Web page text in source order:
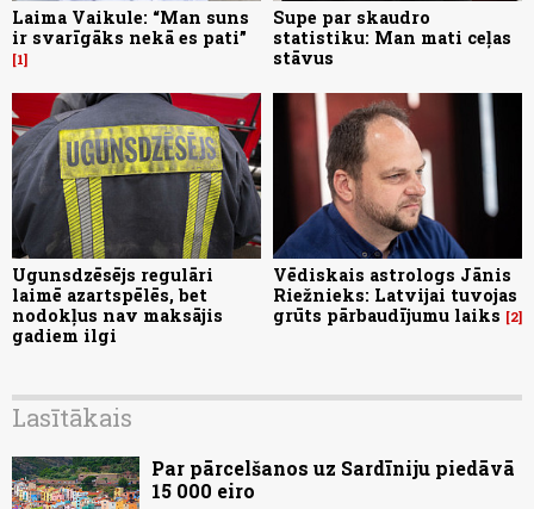
Laima Vaikule: “Man suns
ir svarīgāks nekā es pati”
1
Supe par skaudro
statistiku: Man mati ceļas
stāvus
Ugunsdzēsējs regulāri
laimē azartspēlēs, bet
nodokļus nav maksājis
gadiem ilgi
Vēdiskais astrologs Jānis
Riežnieks: Latvijai tuvojas
grūts pārbaudījumu laiks
2
Lasītākais
Par pārcelšanos uz Sardīniju piedāvā
15 000 eiro